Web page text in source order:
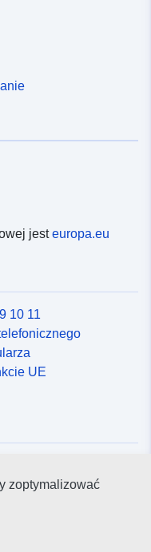
jesteuropa.eu
10 11
UE
zoptymalizować